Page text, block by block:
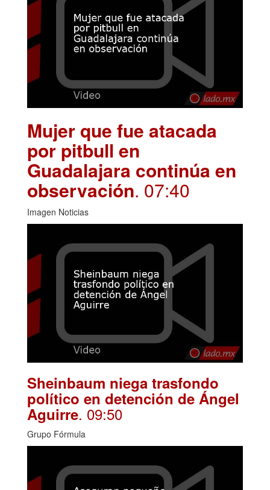
Mujer que fue atacada
por pitbull en
Guadalajara continúa en
observación. 07:40
Imagen Noticias
Sheinbaum niega trasfondo
político en detención de Ángel
Aguirre. 09:50
Grupo Fórmula